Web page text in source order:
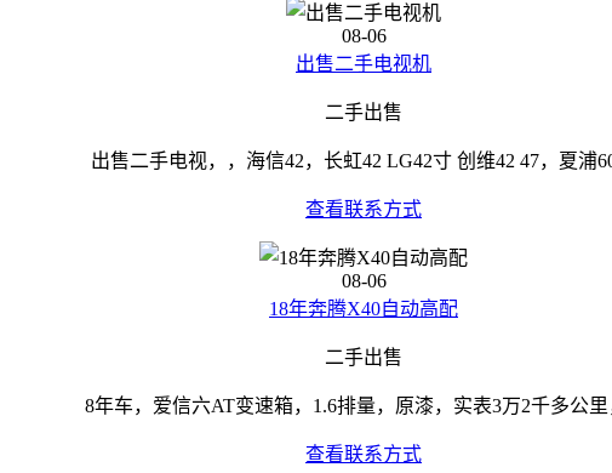
08-06
出售二手电视机
二手出售
出售二手电视，，海信42，长虹42 LG42寸 创维42 47，夏浦
查看联系方式
08-06
18年奔腾X40自动高配
二手出售
8年车，爱信六AT变速箱，1.6排量，原漆，实表3万2千多公里
查看联系方式